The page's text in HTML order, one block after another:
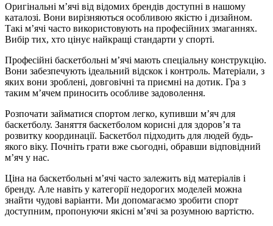
Оригінальні м’ячі від відомих брендів доступні в нашому
каталозі. Вони вирізняються особливою якістю і дизайном.
Такі м’ячі часто використовують на професійних змаганнях.
Вибір тих, хто цінує найкращі стандарти у спорті.
Професійні баскетбольні м’ячі мають спеціальну конструкцію.
Вони забезпечують ідеальний відскок і контроль. Матеріали, з
яких вони зроблені, довговічні та приємні на дотик. Гра з
таким м’ячем приносить особливе задоволення.
Розпочати займатися спортом легко, купивши м’яч для
баскетболу. Заняття баскетболом корисні для здоров’я та
розвитку координації. Баскетбол підходить для людей будь-
якого віку. Почніть грати вже сьогодні, обравши відповідний
м’яч у нас.
Ціна на баскетбольні м’ячі часто залежить від матеріалів і
бренду. Але навіть у категорії недорогих моделей можна
знайти чудові варіанти. Ми допомагаємо зробити спорт
доступним, пропонуючи якісні м’ячі за розумною вартістю.